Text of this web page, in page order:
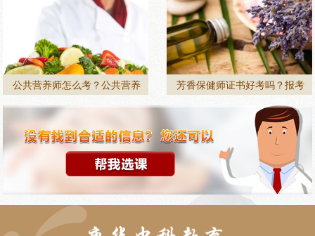
公共营养师怎么考？公共营养 芳香保健师证书好考吗？报考